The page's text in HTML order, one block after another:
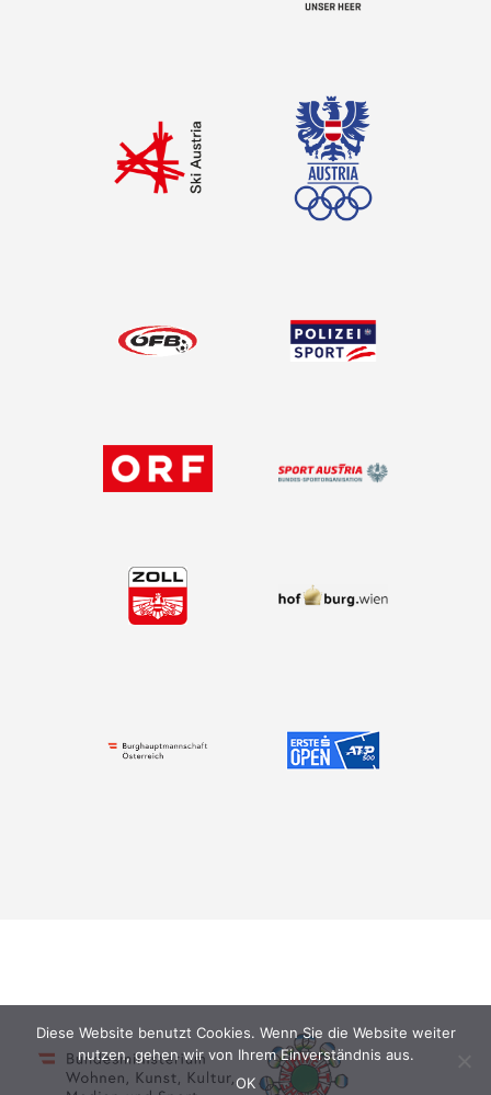
Diese Website benutzt Cookies. Wenn Sie die Website weiter
nutzen, gehen wir von Ihrem Einverständnis aus.
OK